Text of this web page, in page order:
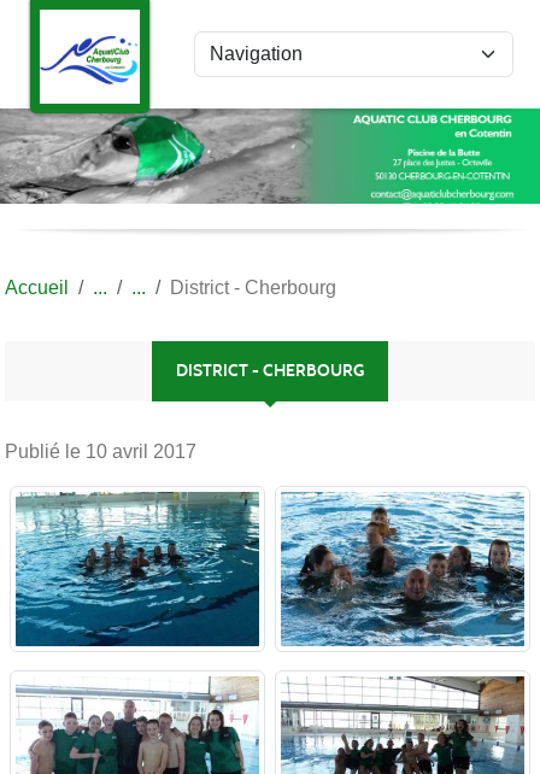
Accueil District - Cherbourg
DISTRICT - CHERBOURG
Publié le 10 avril 2017
Panneau de gestion des cookies